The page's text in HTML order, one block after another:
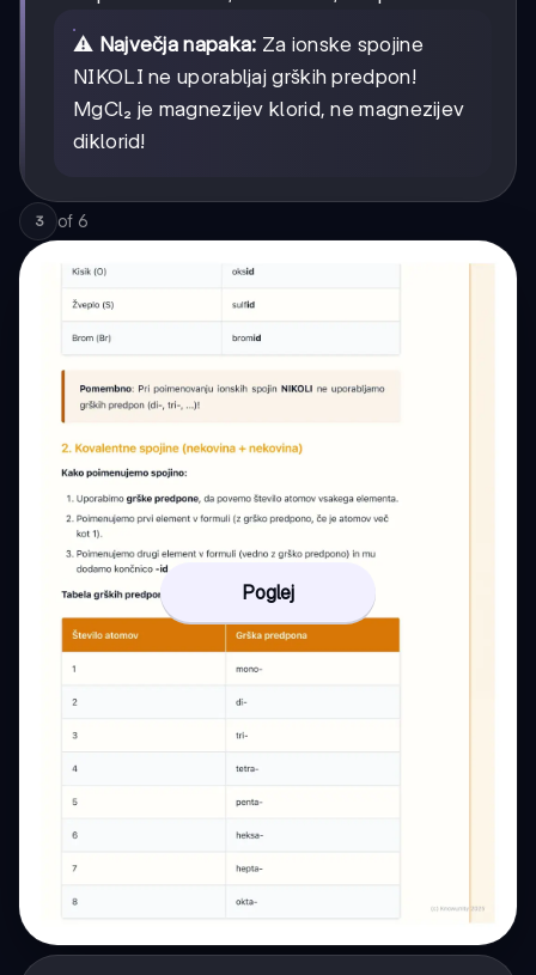
⚠️ Največja napaka: Za ionske spojine
NIKOLI ne uporabljaj grških predpon!
MgCl₂ je magnezijev klorid, ne magnezijev
diklorid!
3 of 6
Poglej